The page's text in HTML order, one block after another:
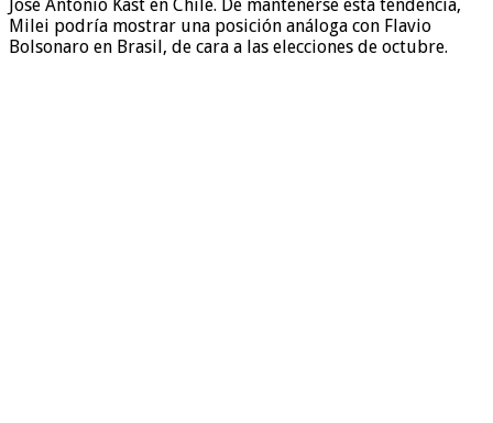
José Antonio Kast en Chile. De mantenerse esta tendencia,
Milei podría mostrar una posición análoga con Flavio
Bolsonaro en Brasil, de cara a las elecciones de octubre.